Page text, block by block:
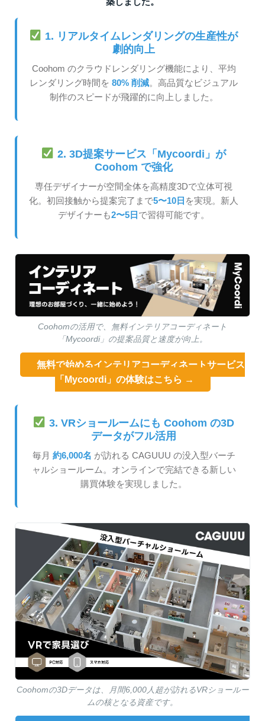
1. リアルタイムレンダリングの生産性が
劇的向上
Coohom のクラウドレンダリング機能により、平均
レンダリング時間を 80% 削減。高品質なビジュアル
制作のスピードが飛躍的に向上しました。
2. 3D提案サービス「Mycoordi」が
Coohom で強化
専任デザイナーが空間全体を高精度3Dで立体可視
化。初回接触から提案完了まで5〜10日 を実現。新人
デザイナーも2〜5日 で習得可能です。
Coohomの活用で、無料インテリアコーディネート
「Mycoordi」の提案品質と速度が向上。
無料で始めるインテリアコーディネートサービス
「Mycoordi」の体験はこちら →
3. VRショールームにも Coohom の3D
データがフル活用
毎月 約6,000名 が訪れる CAGUUU の没入型バーチ
ャルショールーム。オンラインで完結できる新しい
購買体験を実現しました。
Coohomの3Dデータは、月間6,000人超が訪れるVRショールー
ムの核となる資産です。